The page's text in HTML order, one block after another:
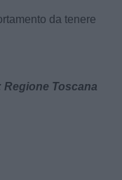
da tenere
Regione Toscana